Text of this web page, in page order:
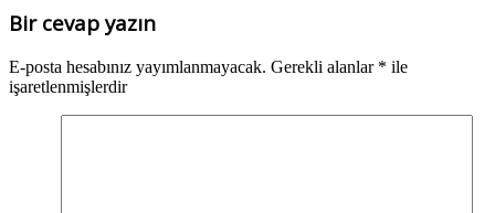
Bir cevap yazın
E-posta hesabınız yayımlanmayacak. Gerekli alanlar * ile
işaretlenmişlerdir